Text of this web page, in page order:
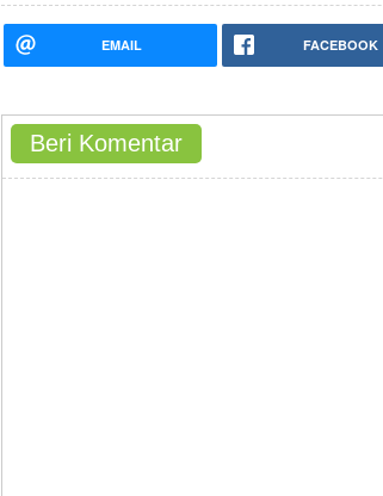
EMAIL FACEBOOK
Beri Komentar